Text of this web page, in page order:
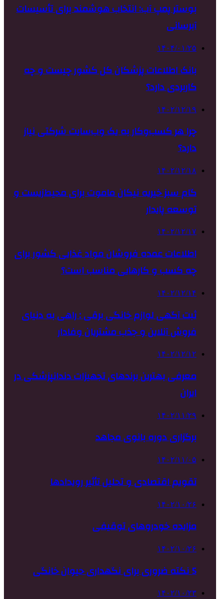
بوستر پمپ آب: انتخاب هوشمند برای تأسیسات
آبرسانی
۱۴۰۴/۰۱/۲۵
بانک اطلاعات پزشکان کل کشور چیست و چه
کاربردی دارد؟
۱۴۰۲/۱۲/۱۹
چرا هر کسب‌وکار به یک وب‌سایت شرکتی نیاز
دارد؟
۱۴۰۲/۱۲/۱۸
گام سبز خیریه نیکان ماموت برای محیط‌زیست و
توسعه پایدار
۱۴۰۲/۱۲/۱۷
اطلاعات عمده فروشان مواد غذایی کشور برای
چه کسب و کارهایی مناسب است؟
۱۴۰۲/۱۲/۱۴
ثبت آگهی لوازم خانگی برقی : راهی به دنیای
فروش آنلاین و جذب مشتریان وفادار
۱۴۰۲/۱۲/۱۲
معرفی بهترین برندهای تجهیزات دندانپزشکی در
ایران
۱۴۰۲/۱۱/۲۹
برگزاری دوره بانوی مجاهد
۱۴۰۲/۱۱/۰۵
تقویم اقتصادی و تحلیل تأثیر رویدادها
۱۴۰۲/۱۰/۲۶
مزایده خودروهای توقیفی
۱۴۰۲/۱۰/۲۶
5 نکته ضروری برای نگهداری حیوان خانگی
۱۴۰۲/۱۰/۲۳